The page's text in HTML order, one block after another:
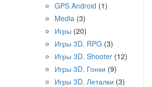
GPS Android (1)
Media (3)
Игры (20)
Игры 3D. RPG (3)
Игры 3D. Shooter (12)
Игры 3D. Гонки (9)
Игры 3D. Леталки (3)